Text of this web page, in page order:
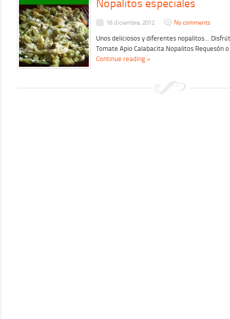
Nopalitos especiales
16 diciembre, 2012 No comments
Unos deliciosos y diferentes nopalitos…
Tomate Apio Calabacita Nopalitos Requesón
Continue reading »